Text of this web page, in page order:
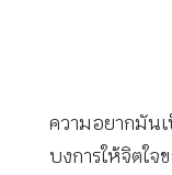
ความอยากมัน
บงการให้จิตใจ